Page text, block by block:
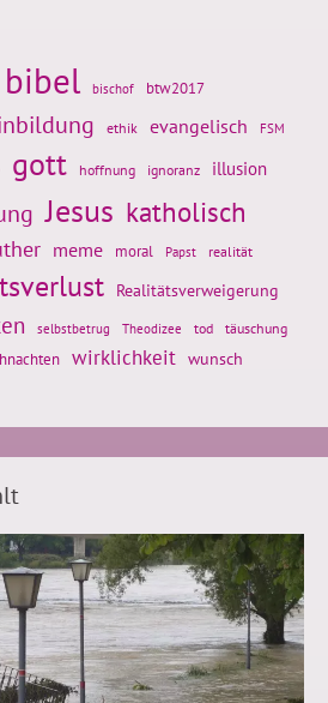
bibel bischof btw2017
ethik evangelisch FSM
gott hoffnung ignoranz illusion
Jesus katholisch
meme moral Papst realität
Realitätsverweigerung
selbstbetrug Theodizee tod täuschung
wirklichkeit wunsch